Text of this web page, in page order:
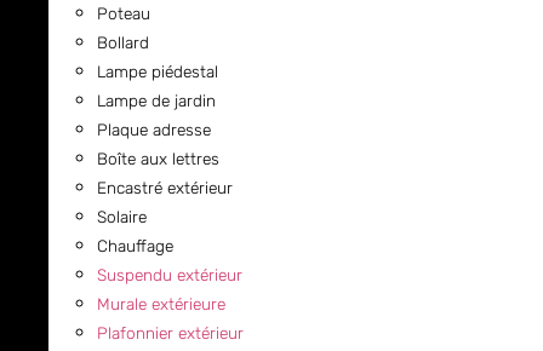
Poteau
Bollard
Lampe piédestal
Lampe de jardin
Plaque adresse
Boîte aux lettres
Encastré extérieur
Solaire
Chauffage
Suspendu extérieur
Murale extérieure
Plafonnier extérieur